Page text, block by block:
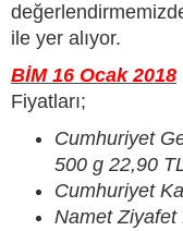
ile yer alıyor.
BİM 16 Ocak 2018
Fiyatları;
Cumhuriyet
500 g 22,90
Cumhuriyet
Namet Ziyafet